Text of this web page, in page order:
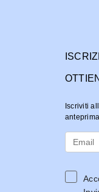
Iscriviti
anteprima